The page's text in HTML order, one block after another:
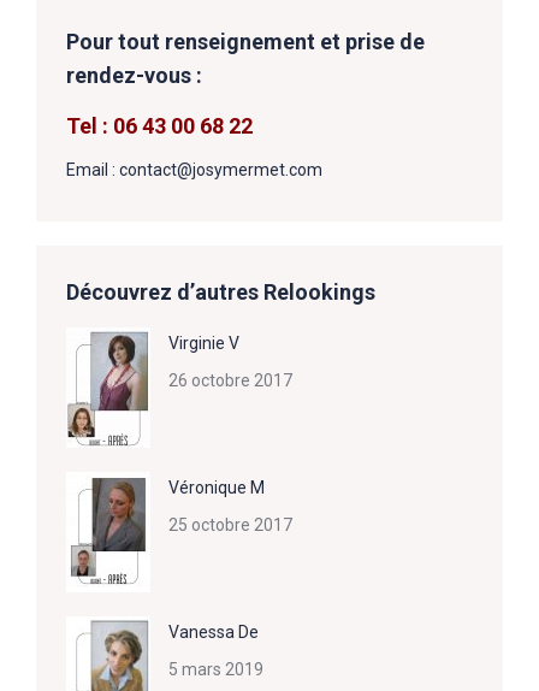
Pour tout renseignement et prise de
rendez-vous :
Tel : 06 43 00 68 22
Email : contact@josymermet.com
Découvrez d’autres Relookings
Virginie V
26 octobre 2017
Véronique M
25 octobre 2017
Vanessa De
5 mars 2019